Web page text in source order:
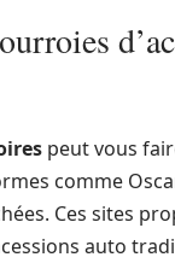
peut vous
comme
Ces sites
auto